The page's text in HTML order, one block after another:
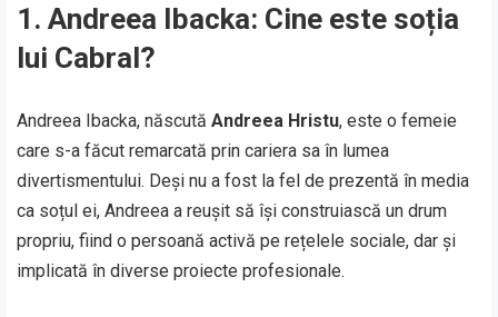
1.Andreea Ibacka: Cine este soția
lui Cabral?
Andreea Ibacka, născutăAndreea Hristu, este o femeie
care s-a făcut remarcată prin cariera sa în lumea
divertismentului. Deși nu a fost la fel de prezentă în media
ca soțul ei, Andreea a reușit să își construiască un drum
propriu, fiind o persoană activă pe rețelele sociale, dar și
implicată în diverse proiecte profesionale.